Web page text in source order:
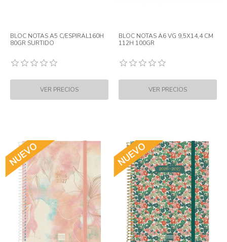
BLOC NOTAS A5 C/ESPIRAL160H
80GR SURTIDO
BLOC NOTAS A6 VG 9,5X14,4 CM
112H 100GR